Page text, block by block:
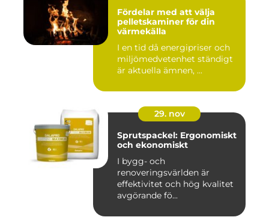
Fördelar med att välja
pelletskaminer för din
värmekälla
I en tid då energipriser och
miljömedvetenhet ständigt
är aktuella ämnen, ...
29. nov
Sprutspackel: Ergonomiskt
och ekonomiskt
I bygg- och
renoveringsvärlden är
effektivitet och hög kvalitet
avgörande fö...